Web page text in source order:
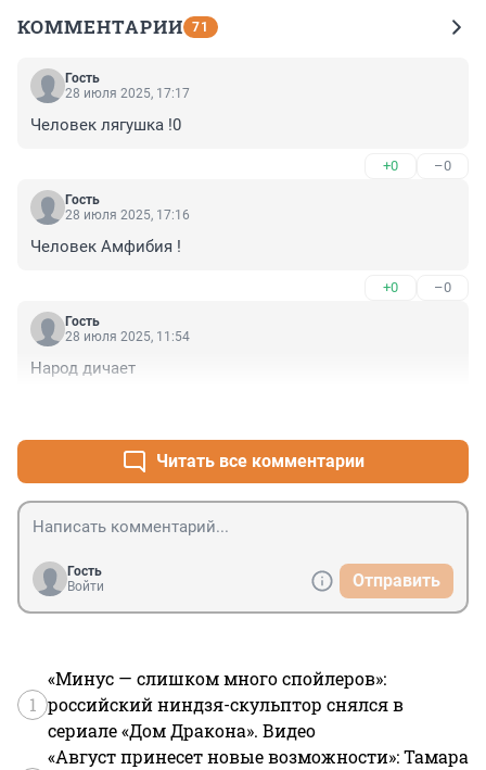
КОММЕНТАРИИ 71
Гость
28 июля 2025, 17:17
Человек лягушка !0
+0 –0
Гость
28 июля 2025, 17:16
Человек Амфибия !
+0 –0
Гость
28 июля 2025, 11:54
Народ дичает
Читать все комментарии
Гость
Войти
Отправить
1
«Минус — слишком много спойлеров»:
российский ниндзя-скульптор снялся в
сериале «Дом Дракона». Видео
«Август принесет новые возможности»: Тамара